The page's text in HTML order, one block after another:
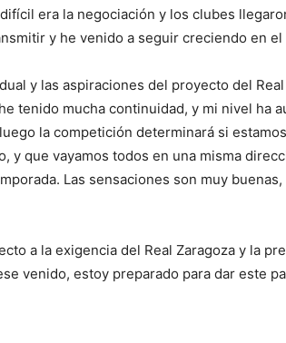
era la negociación y los clubes
y he venido a seguir creciendo en el
y las aspiraciones del proyecto del
tenido mucha continuidad, y mi nivel ha
la competición determinará si
y que vayamos todos en una misma
Las sensaciones son muy
a la exigencia del Real Zaragoza y la
venido, estoy preparado para dar este